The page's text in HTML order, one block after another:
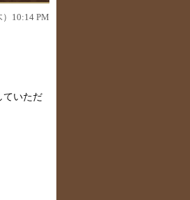
10:14 PM
ていただ